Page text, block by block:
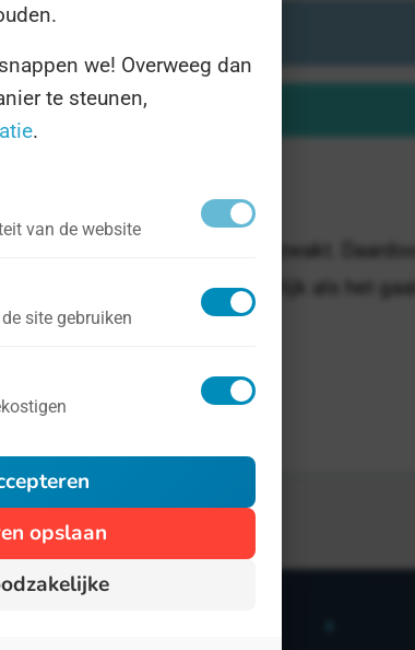
die de sterkte van botten verzwakt.
en dat wordt gevaarlijk als het
we! Overweeg dan
te steunen,
.
van de website
site gebruiken
opslaan